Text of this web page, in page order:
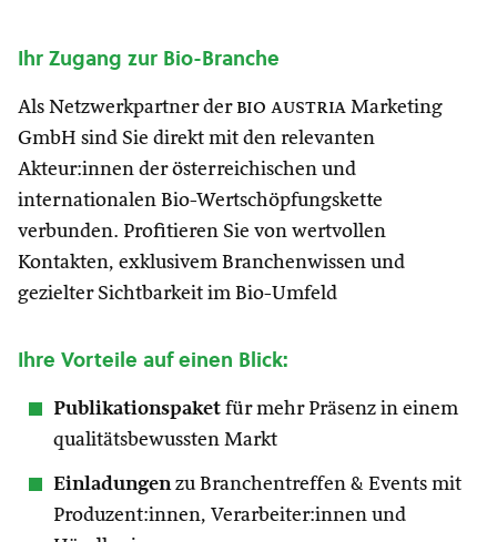
Ihr Zugang zur Bio-Branche
Als Netzwerkpartner der bio austria Marketing
GmbH sind Sie direkt mit den relevanten
Akteur:innen der österreichischen und
internationalen Bio-Wertschöpfungskette
verbunden. Profitieren Sie von wertvollen
Kontakten, exklusivem Branchenwissen und
gezielter Sichtbarkeit im Bio-Umfeld
Ihre Vorteile auf einen Blick:
Publikationspaket für mehr Präsenz in einem
qualitätsbewussten Markt
Einladungenzu Branchentreffen & Events mit
Produzent:innen, Verarbeiter:innen und